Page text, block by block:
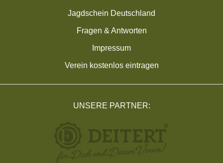
Jagdschein Deutschland
Fragen & Antworten
Impressum
Verein kostenlos eintragen
UNSERE PARTNER: